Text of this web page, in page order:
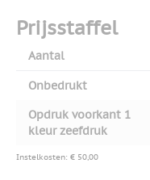
Prijsstaffel
Aantal
Onbedrukt
Opdruk voorkant 1
kleur zeefdruk
Instelkosten: € 50,00